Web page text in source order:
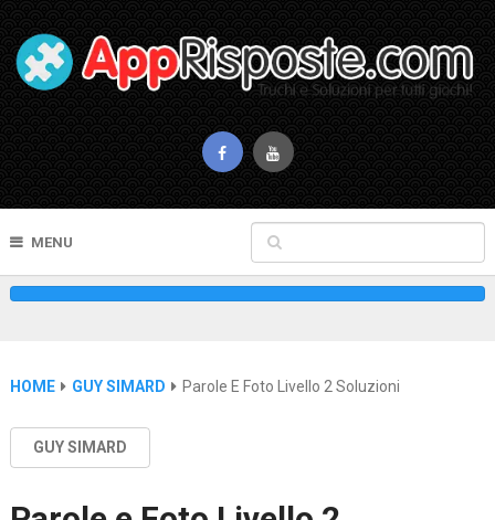
MENU
HOME GUY SIMARD Parole E Foto Livello 2 Soluzioni
GUY SIMARD